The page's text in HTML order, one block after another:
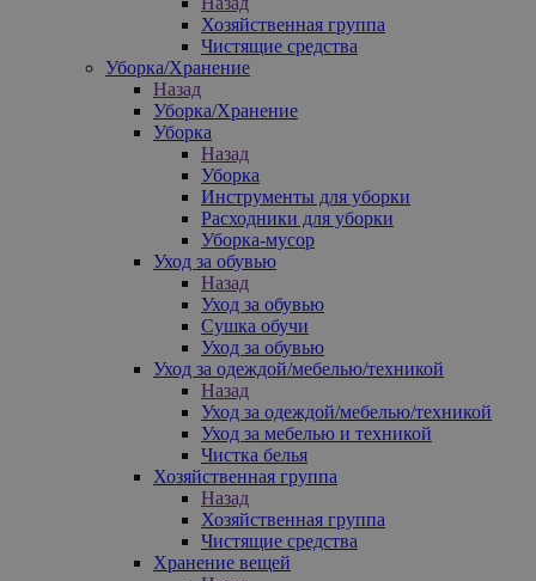
Хозяйственная группа
Чистящие средства
Уборка/Хранение
Назад
Уборка/Хранение
Уборка
Назад
Уборка
Инструменты для уборки
Расходники для уборки
Уборка-мусор
Уход за обувью
Назад
Уход за обувью
Сушка обучи
Уход за обувью
Уход за одеждой/мебелью/техникой
Назад
Уход за одеждой/мебелью/техникой
Уход за мебелью и техникой
Чистка белья
Хозяйственная группа
Назад
Хозяйственная группа
Чистящие средства
Хранение вещей